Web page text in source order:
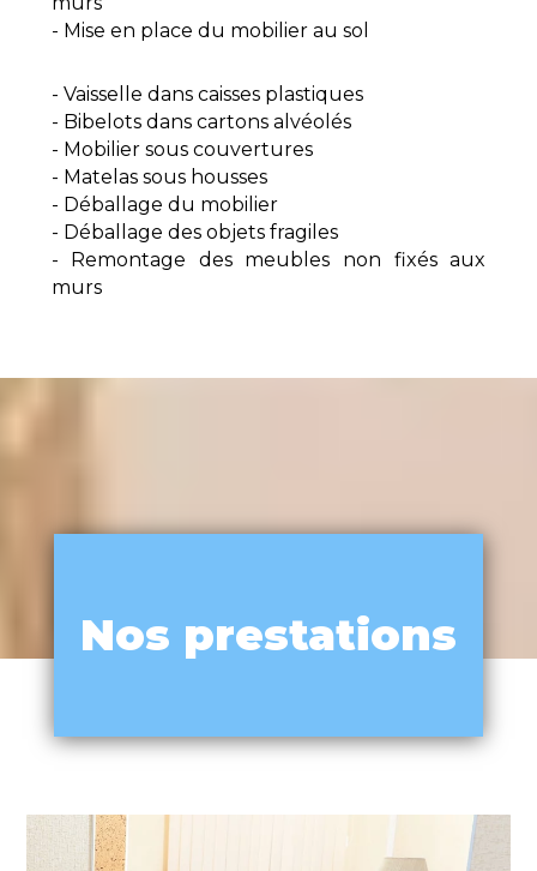
- Mise en place du mobilier au sol
- Vaisselle dans caisses plastiques
- Bibelots dans cartons alvéolés
- Mobilier sous couvertures
- Matelas sous housses
- Déballage du mobilier
- Déballage des objets fragiles
- Remontage des meubles non fixés aux
murs
Nos prestations